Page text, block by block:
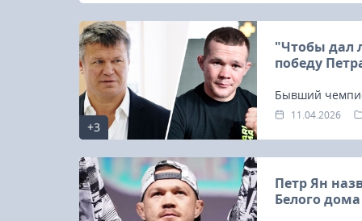
+3
"Чтобы дал
победу
Бывший
какие11.04.2026
Петр Ян
Белого дома